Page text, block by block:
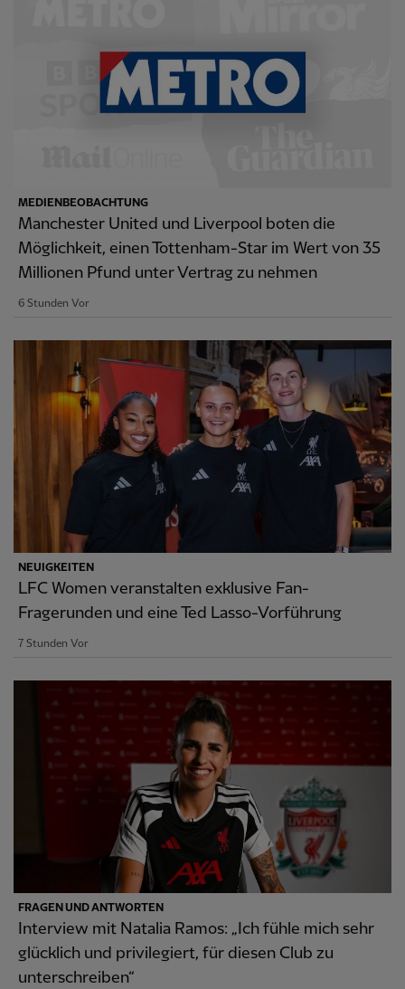
MEDIENBEOBACHTUNG
Manchester United und Liverpool boten die
Möglichkeit, einen Tottenham-Star im Wert von 35
Millionen Pfund unter Vertrag zu nehmen
6 Stunden Vor
NEUIGKEITEN
LFC Women veranstalten exklusive Fan-
Fragerunden und eine Ted Lasso-Vorführung
7 Stunden Vor
FRAGEN UND ANTWORTEN
Interview mit Natalia Ramos: „Ich fühle mich sehr
glücklich und privilegiert, für diesen Club zu
unterschreiben“